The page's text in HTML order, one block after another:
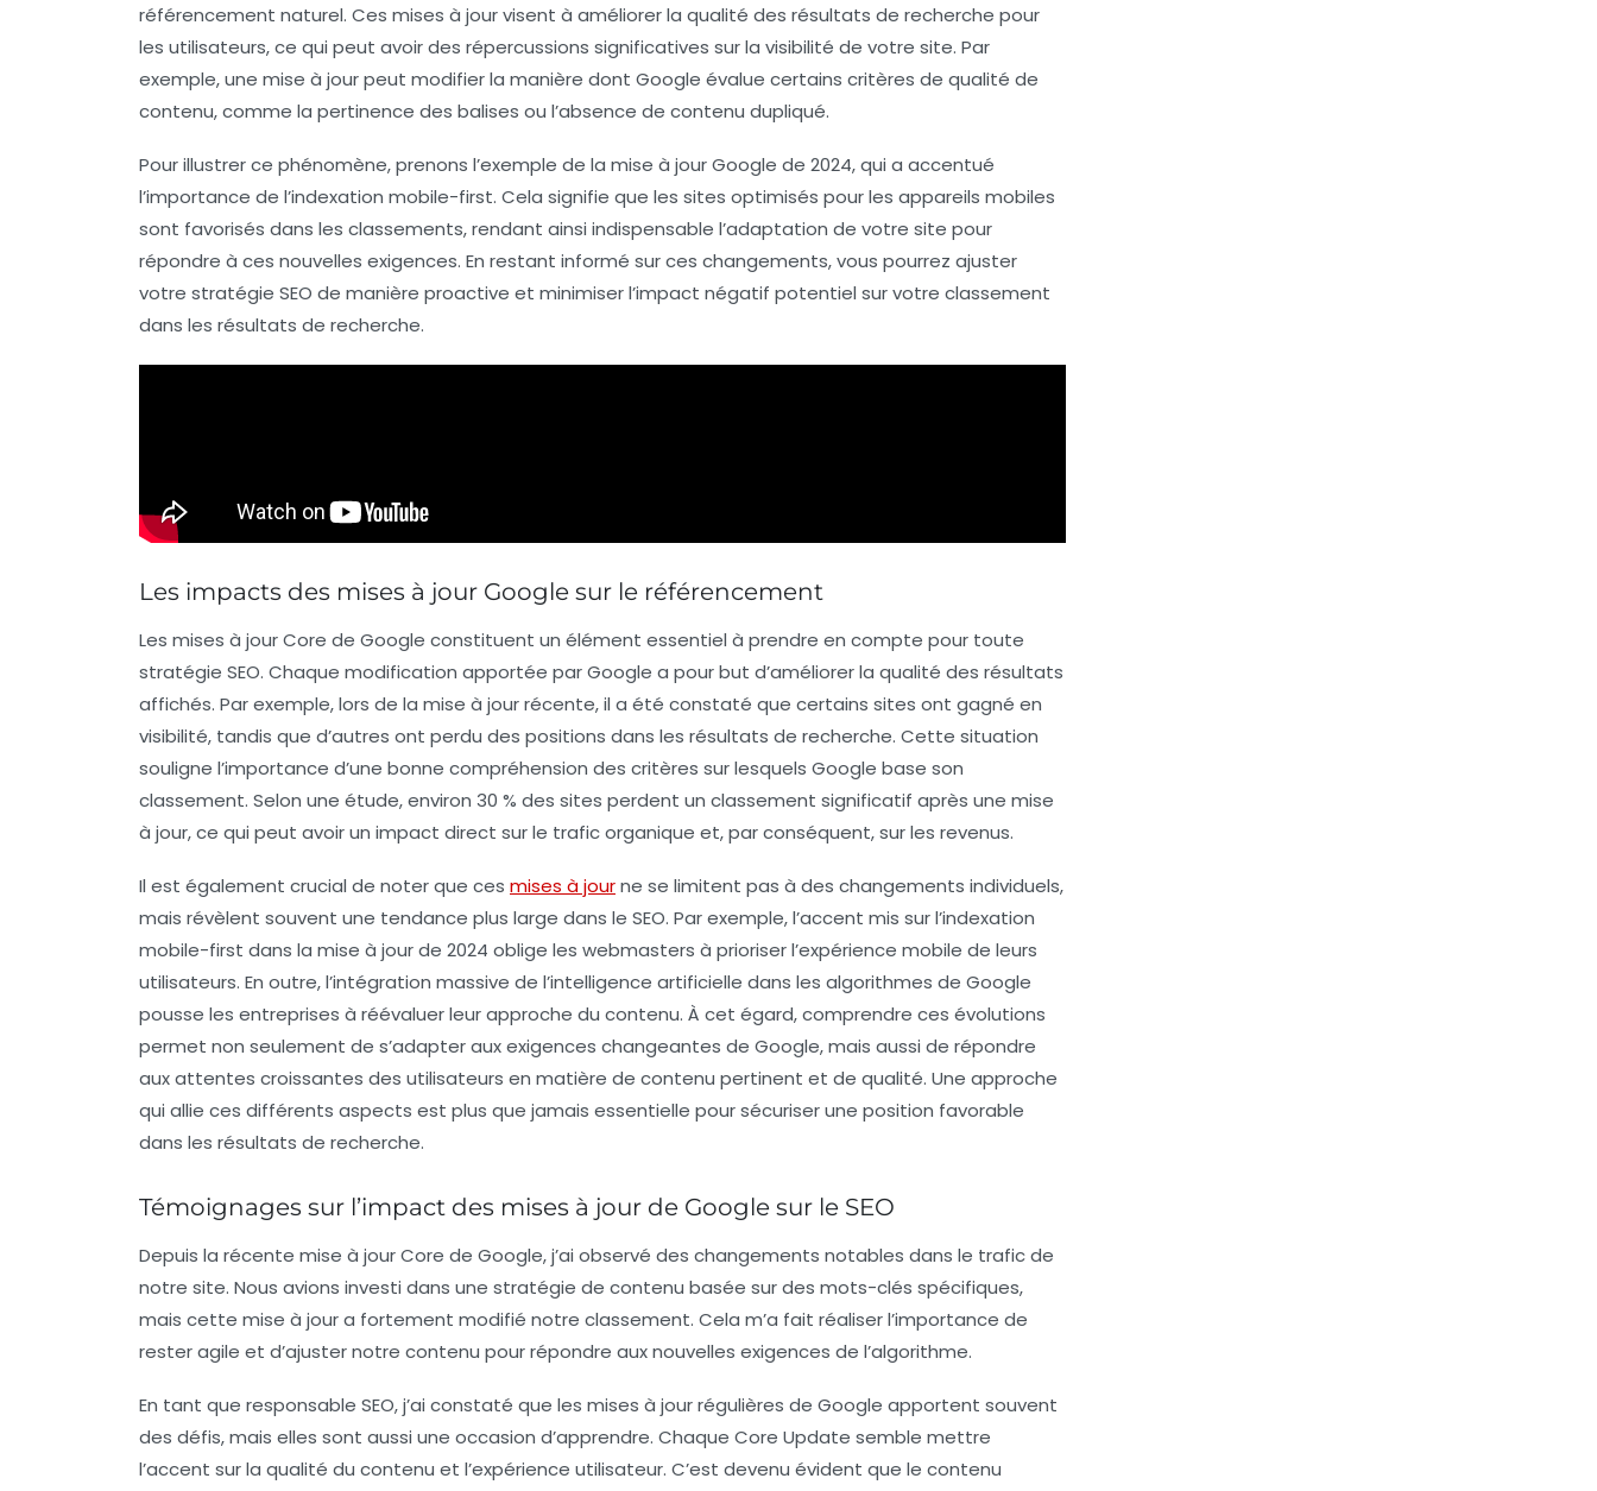
référencement naturel. Ces mises à jour visent à améliorer la qualité des résultats de recherche pour
les utilisateurs, ce qui peut avoir des répercussions significatives sur la visibilité de votre site. Par
exemple, une mise à jour peut modifier la manière dont Google évalue certains critères de qualité de
contenu, comme la pertinence des balises ou l’absence de contenu dupliqué.
Pour illustrer ce phénomène, prenons l’exemple de la mise à jour Google de 2024, qui a accentué
l’importance de l’indexation mobile-first. Cela signifie que les sites optimisés pour les appareils mobiles
sont favorisés dans les classements, rendant ainsi indispensable l’adaptation de votre site pour
répondre à ces nouvelles exigences. En restant informé sur ces changements, vous pourrez ajuster
votre stratégie SEO de manière proactive et minimiser l’impact négatif potentiel sur votre classement
dans les résultats de recherche.
Les impacts des mises à jour Google sur le référencement
Les mises à jour Core de Google constituent un élément essentiel à prendre en compte pour toute
stratégie SEO. Chaque modification apportée par Google a pour but d’améliorer la qualité des résultats
affichés. Par exemple, lors de la mise à jour récente, il a été constaté que certains sites ont gagné en
visibilité, tandis que d’autres ont perdu des positions dans les résultats de recherche. Cette situation
souligne l’importance d’une bonne compréhension des critères sur lesquels Google base son
classement. Selon une étude, environ 30 % des sites perdent un classement significatif après une mise
à jour, ce qui peut avoir un impact direct sur le trafic organique et, par conséquent, sur les revenus.
Il est également crucial de noter que ces mises à journe se limitent pas à des changements individuels,
mais révèlent souvent une tendance plus large dans le SEO. Par exemple, l’accent mis sur l’indexation
mobile-first dans la mise à jour de 2024 oblige les webmasters à prioriser l’expérience mobile de leurs
utilisateurs. En outre, l’intégration massive de l’intelligence artificielle dans les algorithmes de Google
pousse les entreprises à réévaluer leur approche du contenu. À cet égard, comprendre ces évolutions
permet non seulement de s’adapter aux exigences changeantes de Google, mais aussi de répondre
aux attentes croissantes des utilisateurs en matière de contenu pertinent et de qualité. Une approche
qui allie ces différents aspects est plus que jamais essentielle pour sécuriser une position favorable
dans les résultats de recherche.
Témoignages sur l’impact des mises à jour de Google sur le SEO
Depuis la récente mise à jour Core de Google, j’ai observé des changements notables dans le trafic de
notre site. Nous avions investi dans une stratégie de contenu basée sur des mots-clés spécifiques,
mais cette mise à jour a fortement modifié notre classement. Cela m’a fait réaliser l’importance de
rester agile et d’ajuster notre contenu pour répondre aux nouvelles exigences de l’algorithme.
En tant que responsable SEO, j’ai constaté que les mises à jour régulières de Google apportent souvent
des défis, mais elles sont aussi une occasion d’apprendre. Chaque Core Update semble mettre
l’accent sur la qualité du contenu et l’expérience utilisateur. C’est devenu évident que le contenu